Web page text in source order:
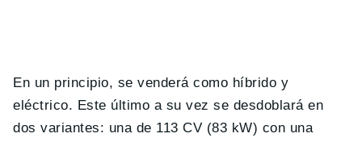
En un principio, se venderá como híbrido y
eléctrico. Este último a su vez se desdoblará en
dos variantes: una de 113 CV (83 kW) con una